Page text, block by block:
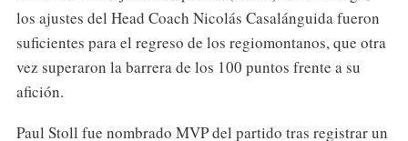
los ajustes del Head Coach Nicolás Casalánguida fueron
suficientes para el regreso de los regiomontanos, que otra
vez superaron la barrera de los 100 puntos frente a su
afición.
Paul Stoll fue nombrado MVP del partido tras registrar un